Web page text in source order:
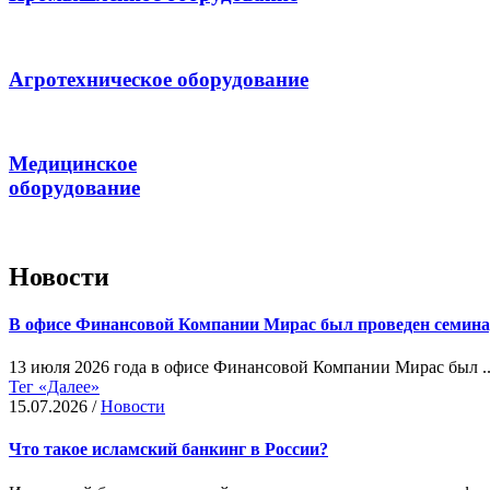
Агротехническое оборудование
Медицинское
оборудование
Новости
В офисе Финансовой Компании Мирас был проведен
13 июля 2026 года в офисе Финансовой Компании Мирас был
Тег «Далее»
15.07.2026 /Новости
Что такое исламский банкинг в России?